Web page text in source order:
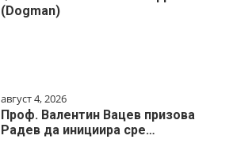
(Dogman)
август 4, 2026
Проф. Валентин Вацев призова
Радев да инициира сре…